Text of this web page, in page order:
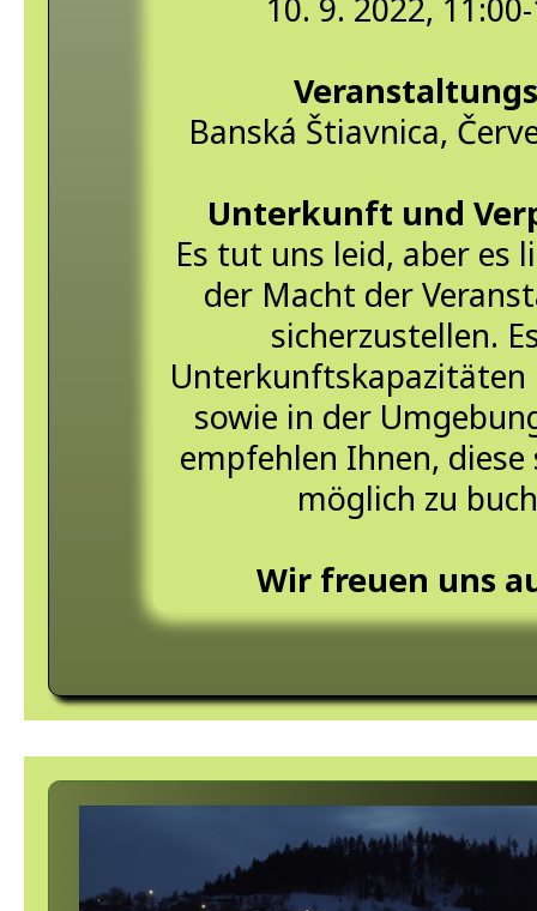
Banská Štiavnica,
Unterkunft und
Es tut uns leid, aber es
der Macht der
sicherzustellen.
Unterkunftskapazitäten
sowie in der
empfehlen Ihnen, diese
möglich zu
Wir freuen uns